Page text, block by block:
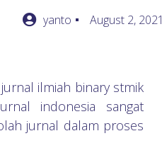
yanto August 2, 2021
jurnal ilmiah binary stmik
indonesia sangat
jurnal dalam proses